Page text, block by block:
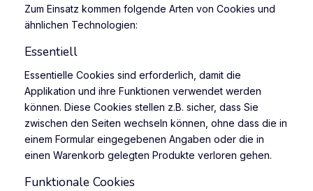
Zum Einsatz kommen folgende Arten von Cookies und
ähnlichen Technologien:
Essentiell
Essentielle Cookies sind erforderlich, damit die
Applikation und ihre Funktionen verwendet werden
können. Diese Cookies stellen z.B. sicher, dass Sie
zwischen den Seiten wechseln können, ohne dass die in
einem Formular eingegebenen Angaben oder die in
einen Warenkorb gelegten Produkte verloren gehen.
Funktionale Cookies